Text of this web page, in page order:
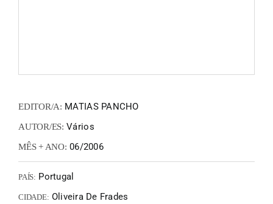
EDITOR/A: MATIAS PANCHO
AUTOR/ES: Vários
MÊS + ANO: 06/2006
PAÍS: Portugal
CIDADE: Oliveira De Frades